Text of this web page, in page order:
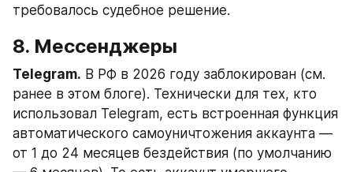
требовалось судебное решение.
8. Мессенджеры
Telegram. В РФ в 2026 году заблокирован (см.
ранее в этом блоге). Технически для тех, кто
использовал Telegram, есть встроенная функция
автоматического самоуничтожения аккаунта —
от 1 до 24 месяцев бездействия (по умолчанию